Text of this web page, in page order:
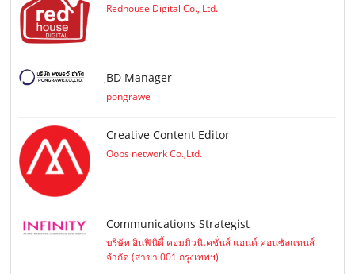
Redhouse Digital Co., Ltd.
ฺBD Manager
pongrawe
Creative Content Editor
Oops network Co.,Ltd.
Communications Strategist
บริษัท อินฟินิตี้ คอมมิวนิเคชั่นส์ แอนด์ คอนซัลแทนส์
จำกัด (สาขา 001 กรุงเทพฯ)